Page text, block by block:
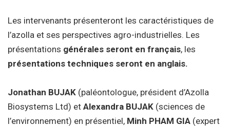
Les intervenants présenteront les caractéristiques de
l’azolla et ses perspectives agro-industrielles. Les
présentations générales seront en français, les
présentations techniques seront en anglais.
Jonathan BUJAK (paléontologue, président d’Azolla
Biosystems Ltd) et Alexandra BUJAK (sciences de
l’environnement) en présentiel, Minh PHAM GIA (expert